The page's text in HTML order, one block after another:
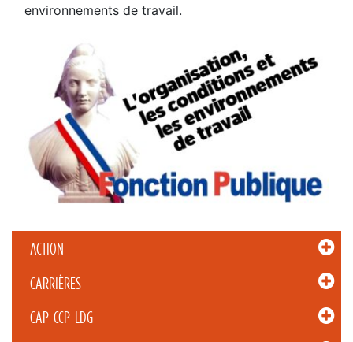
ACTION
CARRIÈRES
CAP-CCP-LDG
environnements de travail.